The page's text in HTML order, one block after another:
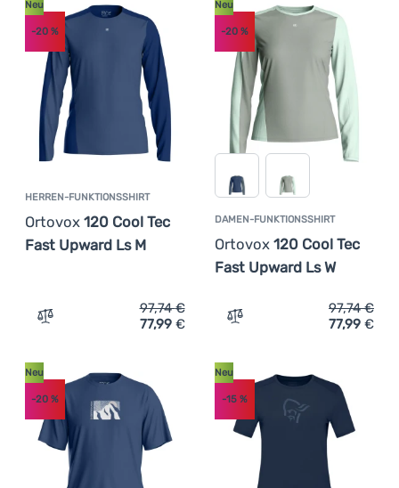
HERREN-FUNKTIONSSHIRT
Ortovox 120 Cool Tec
Fast Upward Ls M
Neu
-20 %
Zum Vergleich 'Herren-Funktionsshirt Ortovox 120 Cool
97,74€
77,99 €
DAMEN-FUNKTIONSSHIRT
Ortovox 120 Cool Tec
Fast Upward Ls W
Neu
-20%
Zum Vergleich 'Damen-
97,74€
77,99 €
Neu
-20 %
Neu
-15%